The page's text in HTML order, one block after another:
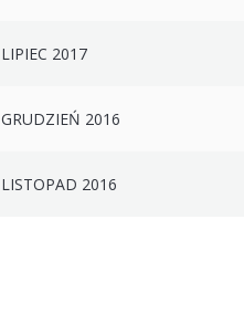
LIPIEC 2017
GRUDZIEŃ 2016
LISTOPAD 2016